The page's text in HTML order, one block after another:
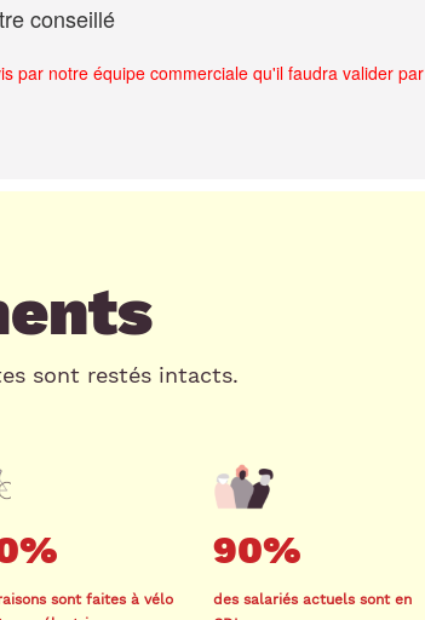
conseillé
par notre équipe commerciale qu'il faudra valider
sont restés intacts.
sont faites à vélo
90%
des salariés actuels sont en